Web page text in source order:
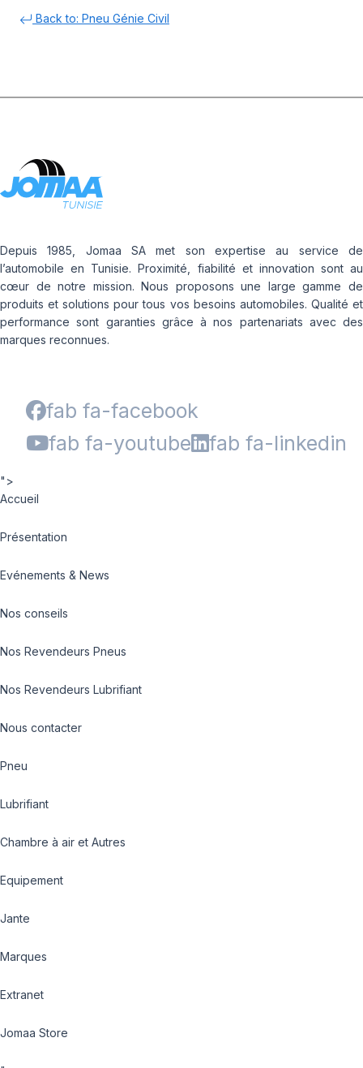
Back to: Pneu Génie Civil
Depuis 1985, Jomaa SA met son expertise au service de
l’automobile en Tunisie. Proximité, fiabilité et innovation sont au
cœur de notre mission. Nous proposons une large gamme de
produits et solutions pour tous vos besoins automobiles. Qualité et
performance sont garanties grâce à nos partenariats avec des
marques reconnues.
fab fa-facebook
fab fa-youtube
fab fa-linkedin
">
Accueil
Présentation
Evénements & News
Nos conseils
Nos Revendeurs Pneus
Nos Revendeurs Lubrifiant
Nous contacter
Pneu
Lubrifiant
Chambre à air et Autres
Equipement
Jante
Marques
Extranet
Jomaa Store